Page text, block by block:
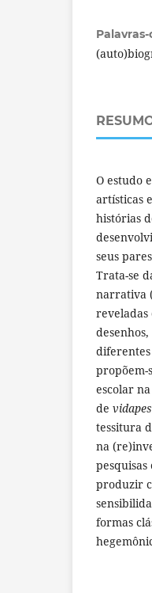
O estudo
artísticas
histórias
seus
Trata-se
narrativa
reveladas
diferentes
propõem-
escolar
de
tessitura
na
produzir
formas